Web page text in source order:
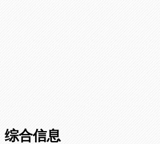
综合信息